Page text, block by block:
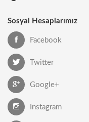
Sosyal Hesaplarımız
Facebook
Twitter
Google+
Instagram